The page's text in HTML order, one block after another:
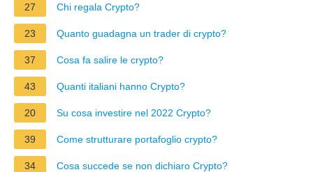
27 Chi regala Crypto?
23 Quanto guadagna un trader di crypto?
37 Cosa fa salire le crypto?
43 Quanti italiani hanno Crypto?
20 Su cosa investire nel 2022 Crypto?
39 Come strutturare portafoglio crypto?
34 Cosa succede se non dichiaro Crypto?